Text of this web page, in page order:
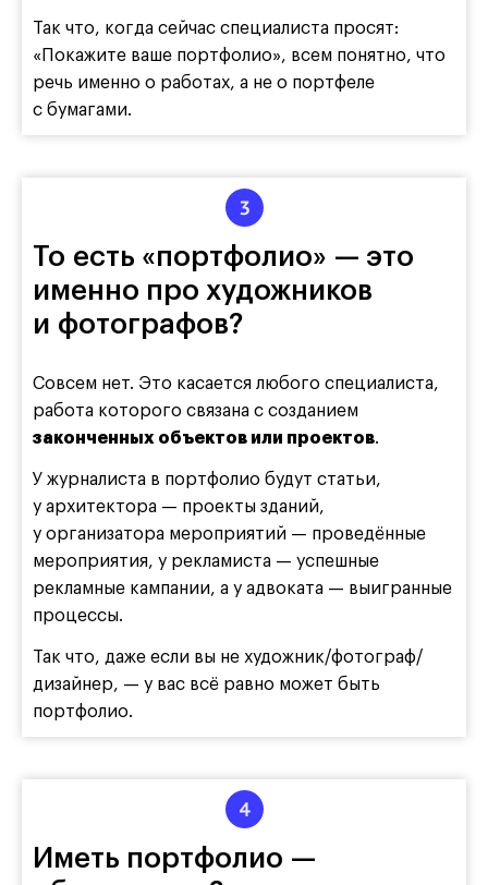
Так что, когда сейчас специалиста просят:
«Покажите ваше портфолио», всем понятно, что
речь именно о работах, а не о портфеле
с бумагами.
То есть «портфолио» — это
именно про художников
и фотографов?
Совсем нет. Это касается любого специалиста,
работа которого связана с созданием
законченных объектов или проектов.
У журналиста в портфолио будут статьи,
у архитектора — проекты зданий,
у организатора мероприятий — проведённые
мероприятия, у рекламиста — успешные
рекламные кампании, а у адвоката — выигранные
процессы.
Так что, даже если вы не художник/фотограф/
дизайнер, — у вас всё равно может быть
портфолио.
Иметь портфолио —